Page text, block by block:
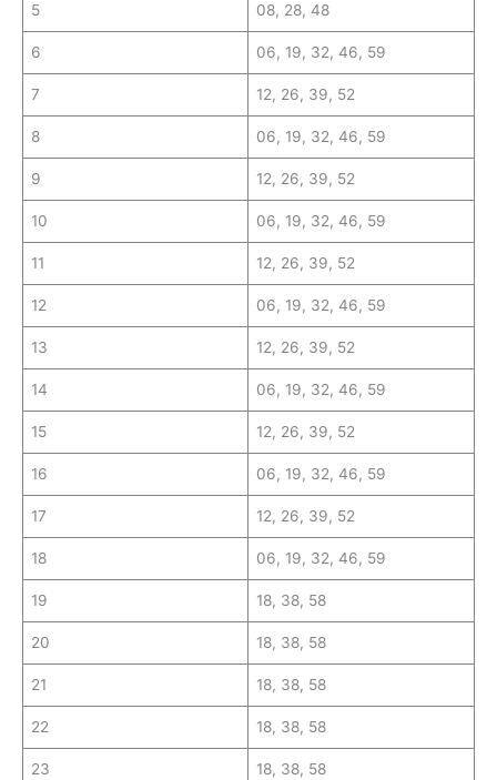
5 08, 28, 48
6 06, 19, 32, 46, 59
7 12, 26, 39, 52
8 06, 19, 32, 46, 59
9 12, 26, 39, 52
10 06, 19, 32, 46, 59
11 12, 26, 39, 52
12 06, 19, 32, 46, 59
13 12, 26, 39, 52
14 06, 19, 32, 46, 59
15 12, 26, 39, 52
16 06, 19, 32, 46, 59
17 12, 26, 39, 52
18 06, 19, 32, 46, 59
19 18, 38, 58
20 18, 38, 58
21 18, 38, 58
22 18, 38, 58
23 18, 38, 58